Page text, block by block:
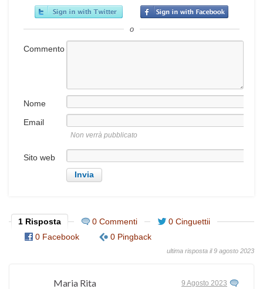
o
Commento
Nome
Email
Non verrà pubblicato
Sito web
1 Risposta 0 Commenti
0 Cinguettii
0 Facebook
0 Pingback
ultima risposta il 9 agosto 2023
Maria Rita 9 Agosto 2023